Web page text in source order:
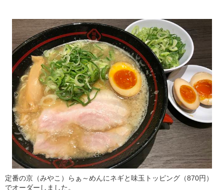
定番の京（みやこ）らぁ～めんにネギと味玉トッピング（870円）
でオーダーしました。